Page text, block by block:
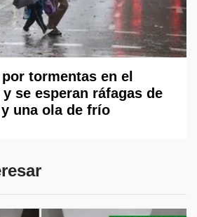
tormentas en el
se esperan ráfagas de
una ola de frío